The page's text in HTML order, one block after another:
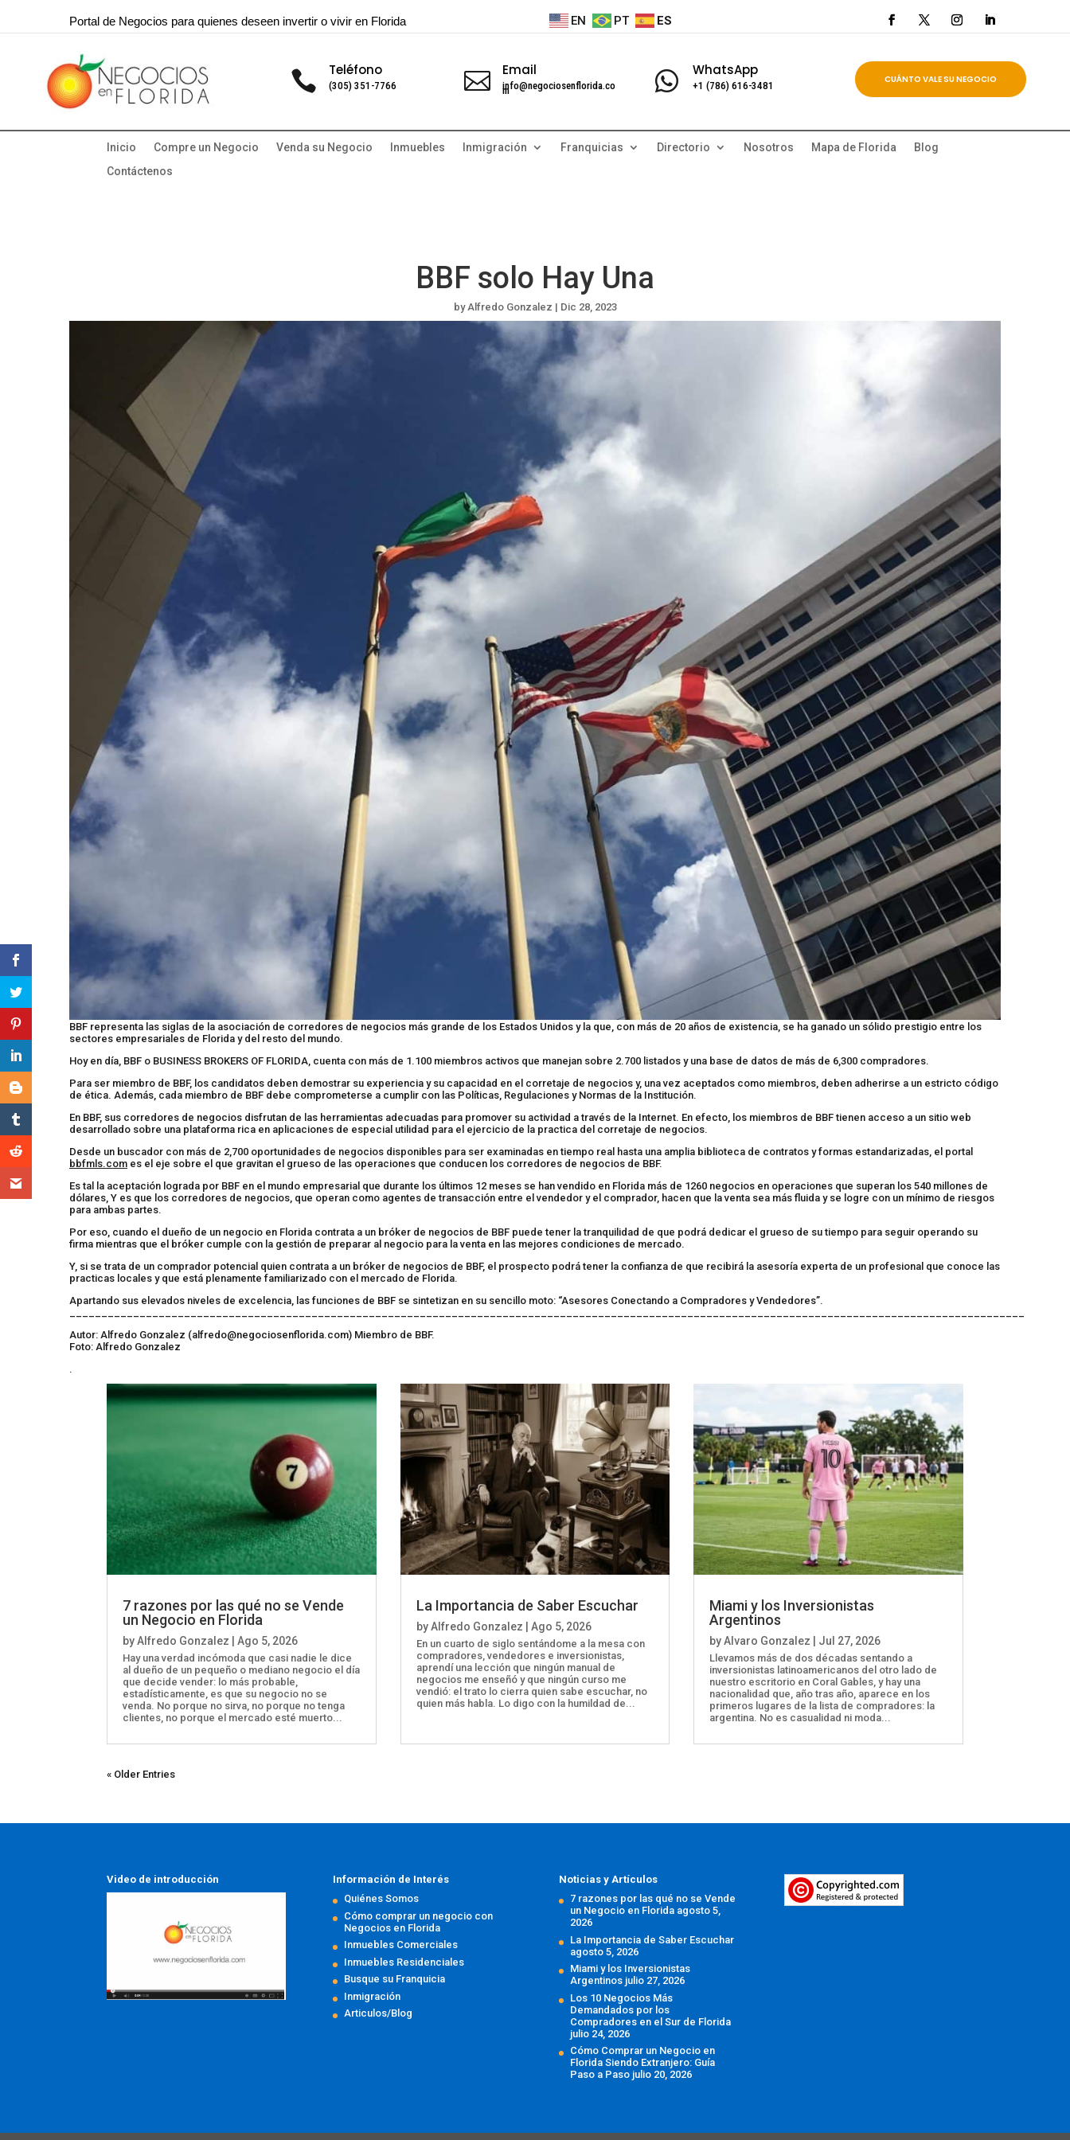
Portal de Negocios para quienes deseen invertir o vivir en Florida EN PT ES
 Teléfono
(305) 351-7766  Email
info@negociosenflorida.co
m  WhatsApp
+1 (786) 616-3481
CUÁNTO VALE SU NEGOCIO
Inicio Compre un Negocio Venda su Negocio Inmuebles Inmigración Franquicias Directorio Nosotros Mapa de Florida
Blog
Contáctenos
BBF solo Hay Una
by Alfredo Gonzalez | Dic 28, 2023
BBF representa las siglas de la asociación de corredores de negocios más grande de los Estados Unidos y la que, con más de 20 años de existencia, se ha ganado un sólido prestigio entre los
sectores empresariales de Florida y del resto del mundo.
Hoy en día, BBF o BUSINESS BROKERS OF FLORIDA, cuenta con más de 1.100 miembros activos que manejan sobre 2.700 listados y una base de datos de más de 6,300 compradores.
Para ser miembro de BBF, los candidatos deben demostrar su experiencia y su capacidad en el corretaje de negocios y, una vez aceptados como miembros, deben adherirse a un estricto código
de ética. Además, cada miembro de BBF debe comprometerse a cumplir con las Políticas, Regulaciones y Normas de la Institución.
En BBF, sus corredores de negocios disfrutan de las herramientas adecuadas para promover su actividad a través de la Internet. En efecto, los miembros de BBF tienen acceso a un sitio web
desarrollado sobre una plataforma rica en aplicaciones de especial utilidad para el ejercicio de la practica del corretaje de negocios.
Desde un buscador con más de 2,700 oportunidades de negocios disponibles para ser examinadas en tiempo real hasta una amplia biblioteca de contratos y formas estandarizadas, el portal
bbfmls.com es el eje sobre el que gravitan el grueso de las operaciones que conducen los corredores de negocios de BBF.
Es tal la aceptación lograda por BBF en el mundo empresarial que durante los últimos 12 meses se han vendido en Florida más de 1260 negocios en operaciones que superan los 540 millones de
dólares, Y es que los corredores de negocios, que operan como agentes de transacción entre el vendedor y el comprador, hacen que la venta sea más fluida y se logre con un mínimo de riesgos
para ambas partes.
Por eso, cuando el dueño de un negocio en Florida contrata a un bróker de negocios de BBF puede tener la tranquilidad de que podrá dedicar el grueso de su tiempo para seguir operando su
firma mientras que el bróker cumple con la gestión de preparar al negocio para la venta en las mejores condiciones de mercado.
Y, si se trata de un comprador potencial quien contrata a un bróker de negocios de BBF, el prospecto podrá tener la confianza de que recibirá la asesoría experta de un profesional que conoce las
practicas locales y que está plenamente familiarizado con el mercado de Florida.
Apartando sus elevados niveles de excelencia, las funciones de BBF se sintetizan en su sencillo moto: “Asesores Conectando a Compradores y Vendedores”.
Autor: Alfredo Gonzalez (alfredo@negociosenflorida.com) Miembro de BBF.
Foto: Alfredo Gonzalez
.
7 razones por las qué no se Vende
un Negocio en Florida
byAlfredo Gonzalez |Ago 5, 2026
Hay una verdad incómoda que casi nadie le dice
al dueño de un pequeño o mediano negocio el día
que decide vender: lo más probable,
estadísticamente, es que su negocio no se
venda. No porque no sirva, no porque no tenga
clientes, no porque el mercado esté muerto...
La Importancia de Saber Escuchar
byAlfredo Gonzalez Ago 5, 2026
En un cuarto de siglo sentándome a la mesa con
compradores, vendedores e inversionistas,
aprendí una lección que ningún manual de
negocios me enseñó y que ningún curso me
vendió: el trato lo cierra quien sabe escuchar, no
quien más habla. Lo digo con la humildad de...
Miami y los Inversionistas
Argentinos
byAlvaro Gonzalez Jul 27, 2026
Llevamos más de dos décadas sentando a
inversionistas latinoamericanos del otro lado de
nuestro escritorio en Coral Gables, y hay una
nacionalidad que, año tras año, aparece en los
primeros lugares de la lista de compradores: la
argentina. No es casualidad ni moda...
« Older Entries
Video de introducción
Información de Interés
Quiénes Somos
Cómo comprar un negocio con
Negocios en Florida
Inmuebles Comerciales
Inmuebles Residenciales
Busque su Franquicia
Inmigración
Articulos/Blog
Noticias y Artículos
7 razones por las qué no se Vende
un Negocio en Florida agosto 5,
2026
La Importancia de Saber Escuchar
agosto 5, 2026
Miami y los Inversionistas
Argentinos julio 27, 2026
Los 10 Negocios Más
Demandados por los
Compradores en el Sur de Florida
julio 24, 2026
Cómo Comprar un Negocio en
Florida Siendo Extranjero: Guía
Paso a Paso julio 20, 2026